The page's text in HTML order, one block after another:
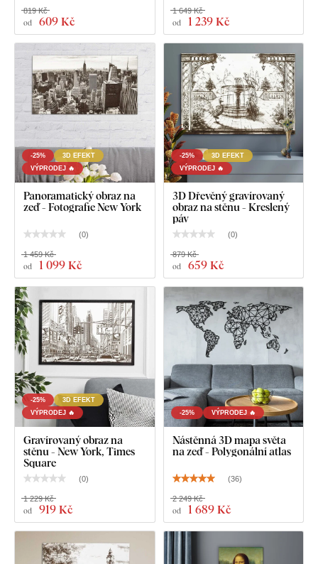
od 609 Kč
819 Kč
od 1 239 Kč
1 649 Kč
-25%
3D EFEKT
VÝPRODEJ 🔥
Panoramatický obraz na
zeď - Fotografie New York
(0)
od 1 099 Kč
1 459 Kč
-25%
3D EFEKT
VÝPRODEJ 🔥
3D Dřevěný gravírovaný
obraz na stěnu - Kreslený
páv
(0)
od 659 Kč
879 Kč
-25%
3D EFEKT
VÝPRODEJ 🔥
Gravírovaný obraz na
stěnu - New York, Times
Square
(0)
od 919 Kč
1 229 Kč
-25% VÝPRODEJ 🔥
Nástěnná 3D mapa světa
na zeď - Polygonální atlas
(36)
od 1 689 Kč
2 249 Kč